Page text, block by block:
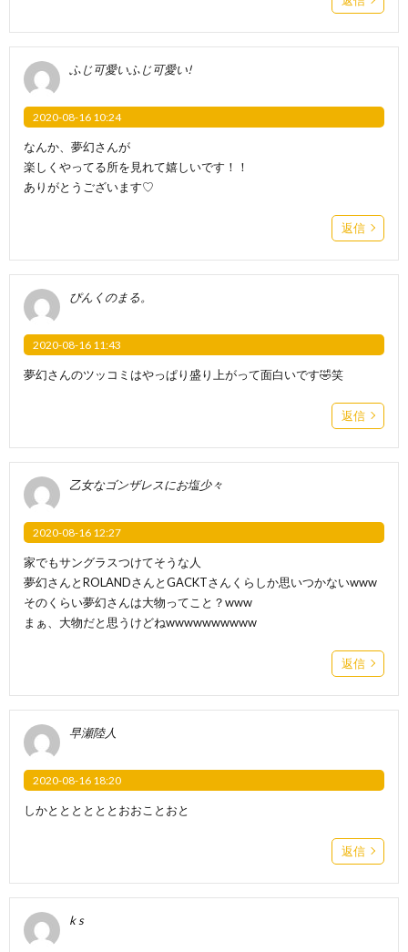
ふじ可愛いふじ可愛い!
2020-08-16 10:24
なんか、夢幻さんが
楽しくやってる所を見れて嬉しいです！！
ありがとうございます♡
返信
ぴんくのまる。
2020-08-16 11:43
夢幻さんのツッコミはやっぱり盛り上がって面白いです🤣笑
返信
乙女なゴンザレスにお塩少々
2020-08-16 12:27
家でもサングラスつけてそうな人
夢幻さんとROLANDさんとGACKTさんくらしか思いつかないwww
そのくらい夢幻さんは大物ってこと？www
まぁ、大物だと思うけどねwwwwwwwwww
返信
早瀬陸人
2020-08-16 18:20
しかととととととおおことおと
返信
k s